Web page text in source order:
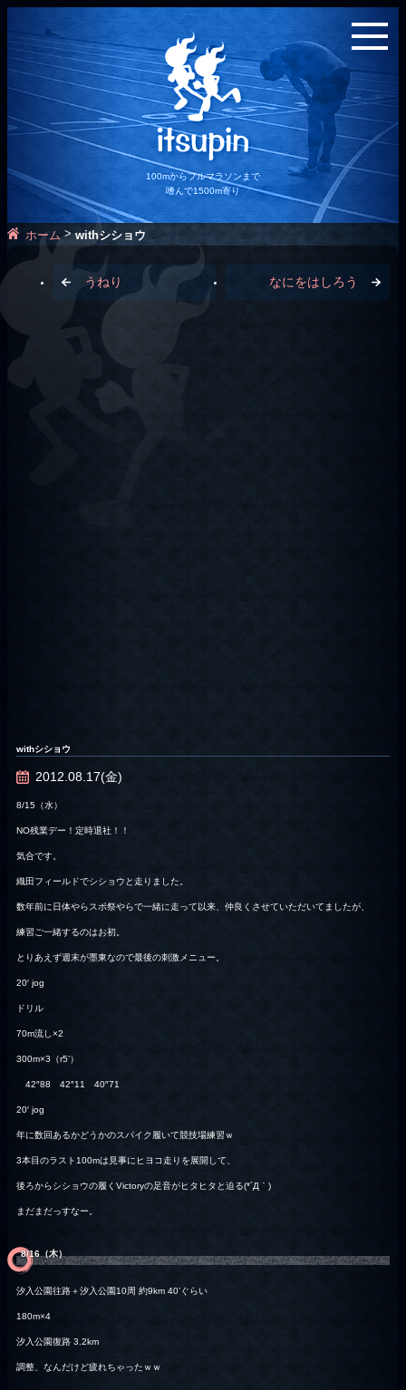
100mからフルマラソンまで
嗜んで1500m寄り
ホーム>withシショウ
うねり なにをはしろう
withシショウ
2012.08.17(金)
8/15（水）
NO残業デー！定時退社！！
気合です。
織田フィールドでシショウと走りました。
数年前に日体やらスポ祭やらで一緒に走って以来、仲良くさせていただいてましたが、
練習ご一緒するのはお初。
とりあえず週末が墨東なので最後の刺激メニュー。
20′ jog
ドリル
70m流し×2
300m×3（r5’）
42″88 42″11 40″71
20′ jog
年に数回あるかどうかのスパイク履いて競技場練習ｗ
3本目のラスト100mは見事にヒヨコ走りを展開して、
後ろからシショウの履くVictoryの足音がヒタヒタと迫る(*´Д｀)
まだまだっすなー。
8/16（木）
汐入公園往路＋汐入公園10周 約9km 40’ぐらい
180m×4
汐入公園復路 3.2km
調整、なんだけど疲れちゃったｗｗ